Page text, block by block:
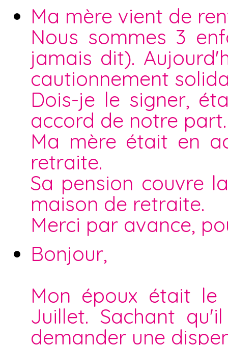
Ma mère vient de
Nous sommes 3
jamais dit).
cautionnement
Dois-je le signer,
accord de notre part.
Ma mère était en
retraite.
Sa pension couvre
maison de retraite.
Merci par avance,
Bonjour,
Mon époux était
Juillet. Sachant
demander une